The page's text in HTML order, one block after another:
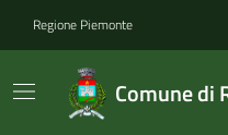
Regione Piemonte
Comune di